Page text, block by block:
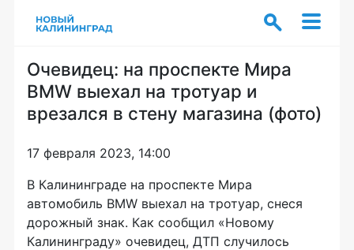
Очевидец: на проспекте Мира
BMW выехал на тротуар и
врезался в стену магазина (фото)
17 февраля 2023, 14:00
В Калининграде на проспекте Мира
автомобиль BMW выехал на тротуар, снеся
дорожный знак. Как сообщил «Новому
Калининграду» очевидец, ДТП случилось